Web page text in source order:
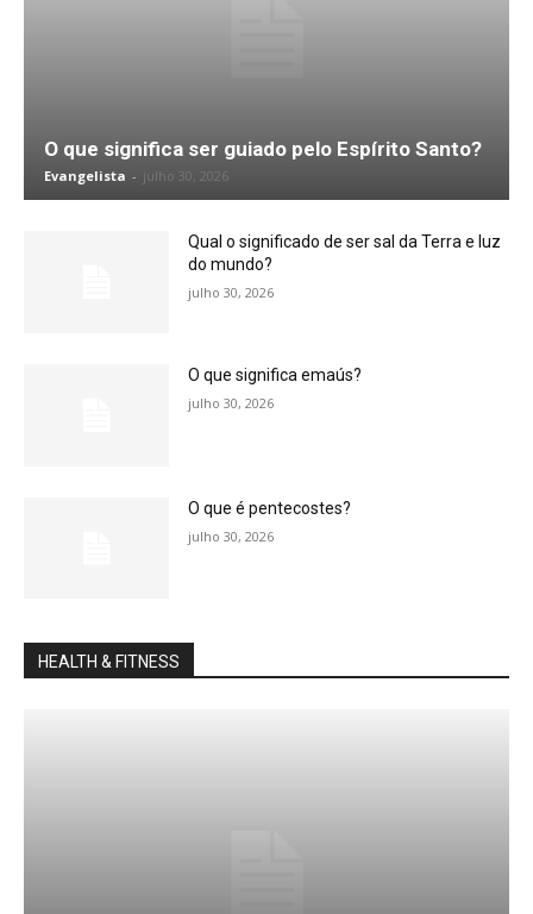
O que significa ser guiado pelo Espírito Santo?
Evangelista - julho 30, 2026
Qual o significado de ser sal da Terra e luz
do mundo?
julho 30, 2026
O que significa emaús?
julho 30, 2026
O que é pentecostes?
julho 30, 2026
HEALTH & FITNESS